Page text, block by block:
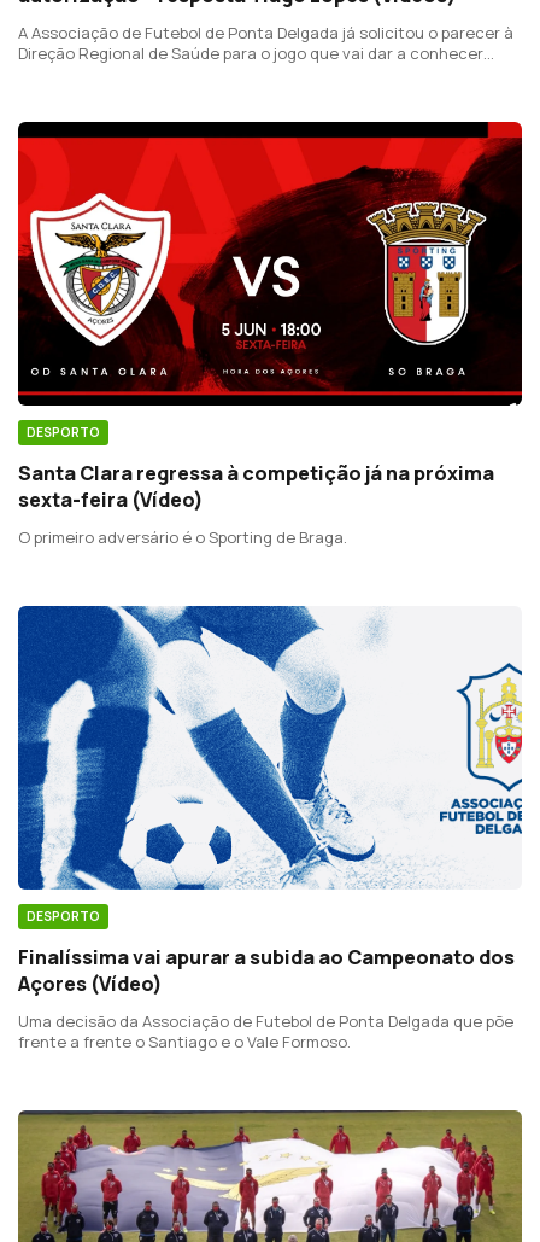
A Associação de Futebol de Ponta Delgada já solicitou o parecer à
Direção Regional de Saúde para o jogo que vai dar a conhecer
DESPORTO
Santa Clara regressa à competição já na próxima
sexta-feira (Vídeo)
O primeiro adversário é o Sporting de Braga.
DESPORTO
Finalíssima vai apurar a subida ao Campeonato dos
Açores (Vídeo)
Uma decisão da Associação de Futebol de Ponta Delgada que põe
frente a frente o Santiago e o Vale Formoso.